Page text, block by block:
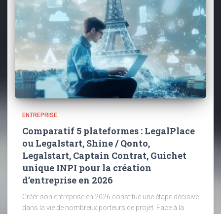
ENTREPRISE
Comparatif 5 plateformes : LegalPlace
ou Legalstart, Shine / Qonto,
Legalstart, Captain Contrat, Guichet
unique INPI pour la création
d’entreprise en 2026
Créer son entreprise en 2026 constitue une étape décisive
dans la vie de nombreux porteurs de projet. Face à la